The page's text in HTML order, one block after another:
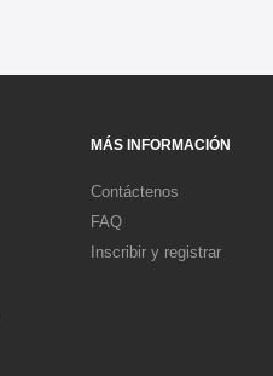
MÁS INFORMACIÓN
Contáctenos
FAQ
Inscribir y registrar